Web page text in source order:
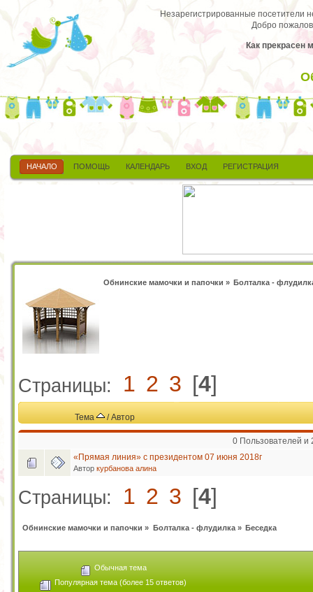
Незарегистрированные посетители
Добро
Как прекрасен
НАЧАЛО ПОМОЩЬ КАЛЕНДАРЬ ВХОД РЕГИСТРАЦИЯ
Обнинские мамочки и папочки » Болталка -
Страницы: 1 2 3 [4]
Тема /Автор
0 Пользователей и
«Прямая линия» с президентом 07 июня‍ 2018г
Автор курбанова алина
Страницы: 1 2 3 [4]
Обнинские мамочки и папочки » Болталка - флудилка» Беседка
Обычная тема
Популярная тема (более 15 ответов)